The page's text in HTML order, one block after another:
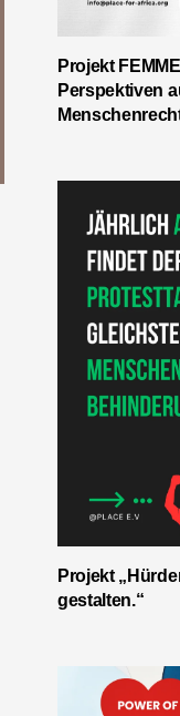
Projekt
Perspektiven
Projekt
gestalten.“